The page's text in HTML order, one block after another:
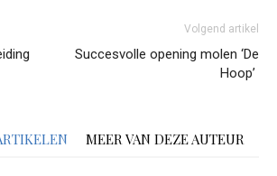
Volgend artikel
Succesvolle opening molen ‘De
Hoop’
MEER VAN DEZE AUTEUR